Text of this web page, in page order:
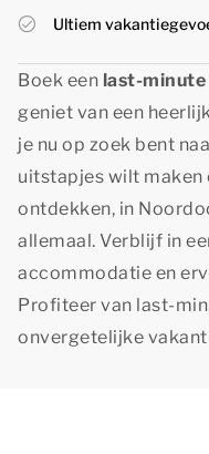
Ultiem
Boek een last-minute
geniet van een
je nu op zoek bent
uitstapjes wilt
ontdekken, in
allemaal. Verblijf in
accommodatie en
Profiteer van last-
onvergetelijke